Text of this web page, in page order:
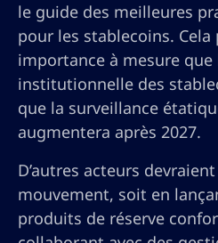
le guide des meilleures
pour les stablecoins.
importance à mesure que
institutionnelle des
que la surveillance
augmentera après 2027.
D’autres acteurs
mouvement, soit en
produits de réserve